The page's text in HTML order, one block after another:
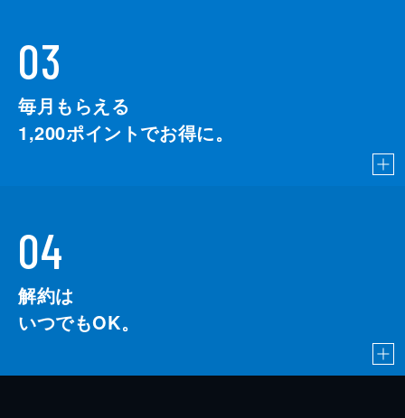
03
毎月もらえる
1,200ポイントでお得に。
04
解約は
いつでもOK。